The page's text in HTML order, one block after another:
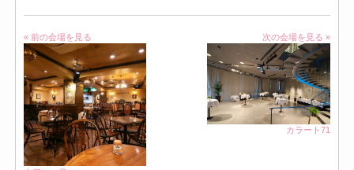
« 前の会場を見る 次の会場を見る »
カラート71